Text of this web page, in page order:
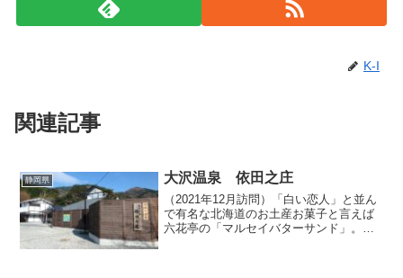
K-I
関連記事
静岡県 大沢温泉 依田之庄
（2021年12月訪問）「白い恋人」と並ん
で有名な北海道のお土産お菓子と言えば
六花亭の「マルセイバターサンド」。新